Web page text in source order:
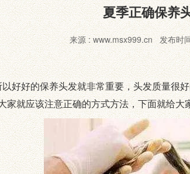
夏季正确保养
来源 : www.msx999.cn 发布时
好的保养头发就非常重要，头发质量很
家就应该注意正确的方式方法，下面就给